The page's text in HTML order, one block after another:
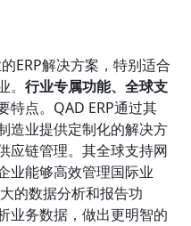
ERP解决方案，特别适合
。行业专属功能、全球支
特点。QAD ERP通过其
造业提供定制化的解决方
应链管理。其全球支持网
业能够高效管理国际业
的数据分析和报告功
业务数据，做出更明智的